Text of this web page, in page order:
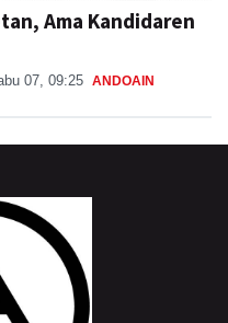
Ama Kandidaren
07, 09:25 ANDOAIN